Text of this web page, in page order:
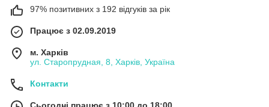
97% позитивних з 192 відгуків за рік
Працює з 02.09.2019
м. Харків
ул. Старопрудная, 8, Харків, Україна
Контакти